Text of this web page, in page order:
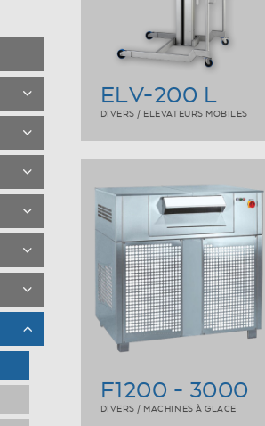
ELV-200 L
DIVERS / ELEVATEURS MOBILES
F1200 - 3000
DIVERS / MACHINES À GLACE